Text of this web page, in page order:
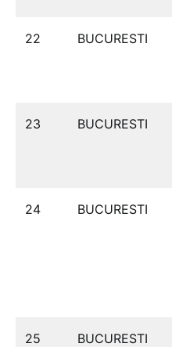
22 BUCURESTI
23 BUCURESTI
24 BUCURESTI
25 BUCURESTI